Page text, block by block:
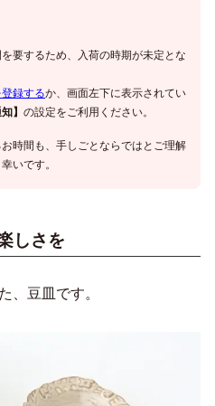
要するため、入荷の時期が未定とな
録するか、画面左下に表示されてい
】 の設定をご利用ください。
時間も、手しごとならではとご理解
いです。
しさを
、豆皿です。